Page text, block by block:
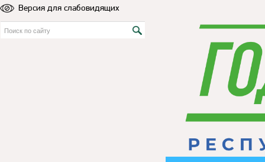
Версия для слабовидящих